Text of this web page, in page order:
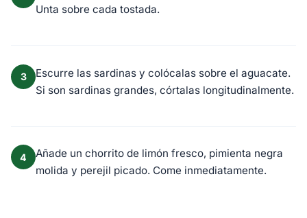
Unta sobre cada tostada.
3
Escurre las sardinas y colócalas sobre el aguacate.
Si son sardinas grandes, córtalas longitudinalmente.
4
Añade un chorrito de limón fresco, pimienta negra
molida y perejil picado. Come inmediatamente.